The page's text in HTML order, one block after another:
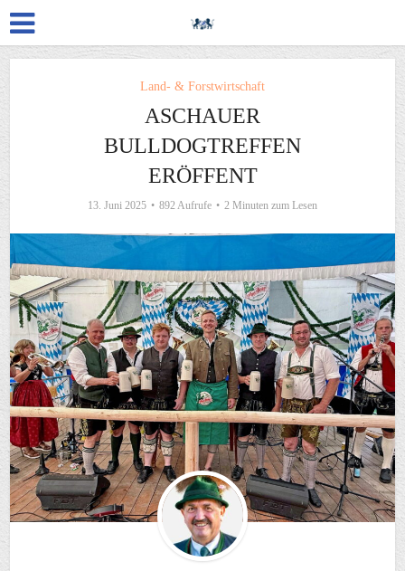
Land- & Forstwirtschaft
ASCHAUER
BULLDOGTREFFEN
ERÖFFENT
13. Juni 2025 892 Aufrufe 2 Minuten zum Lesen